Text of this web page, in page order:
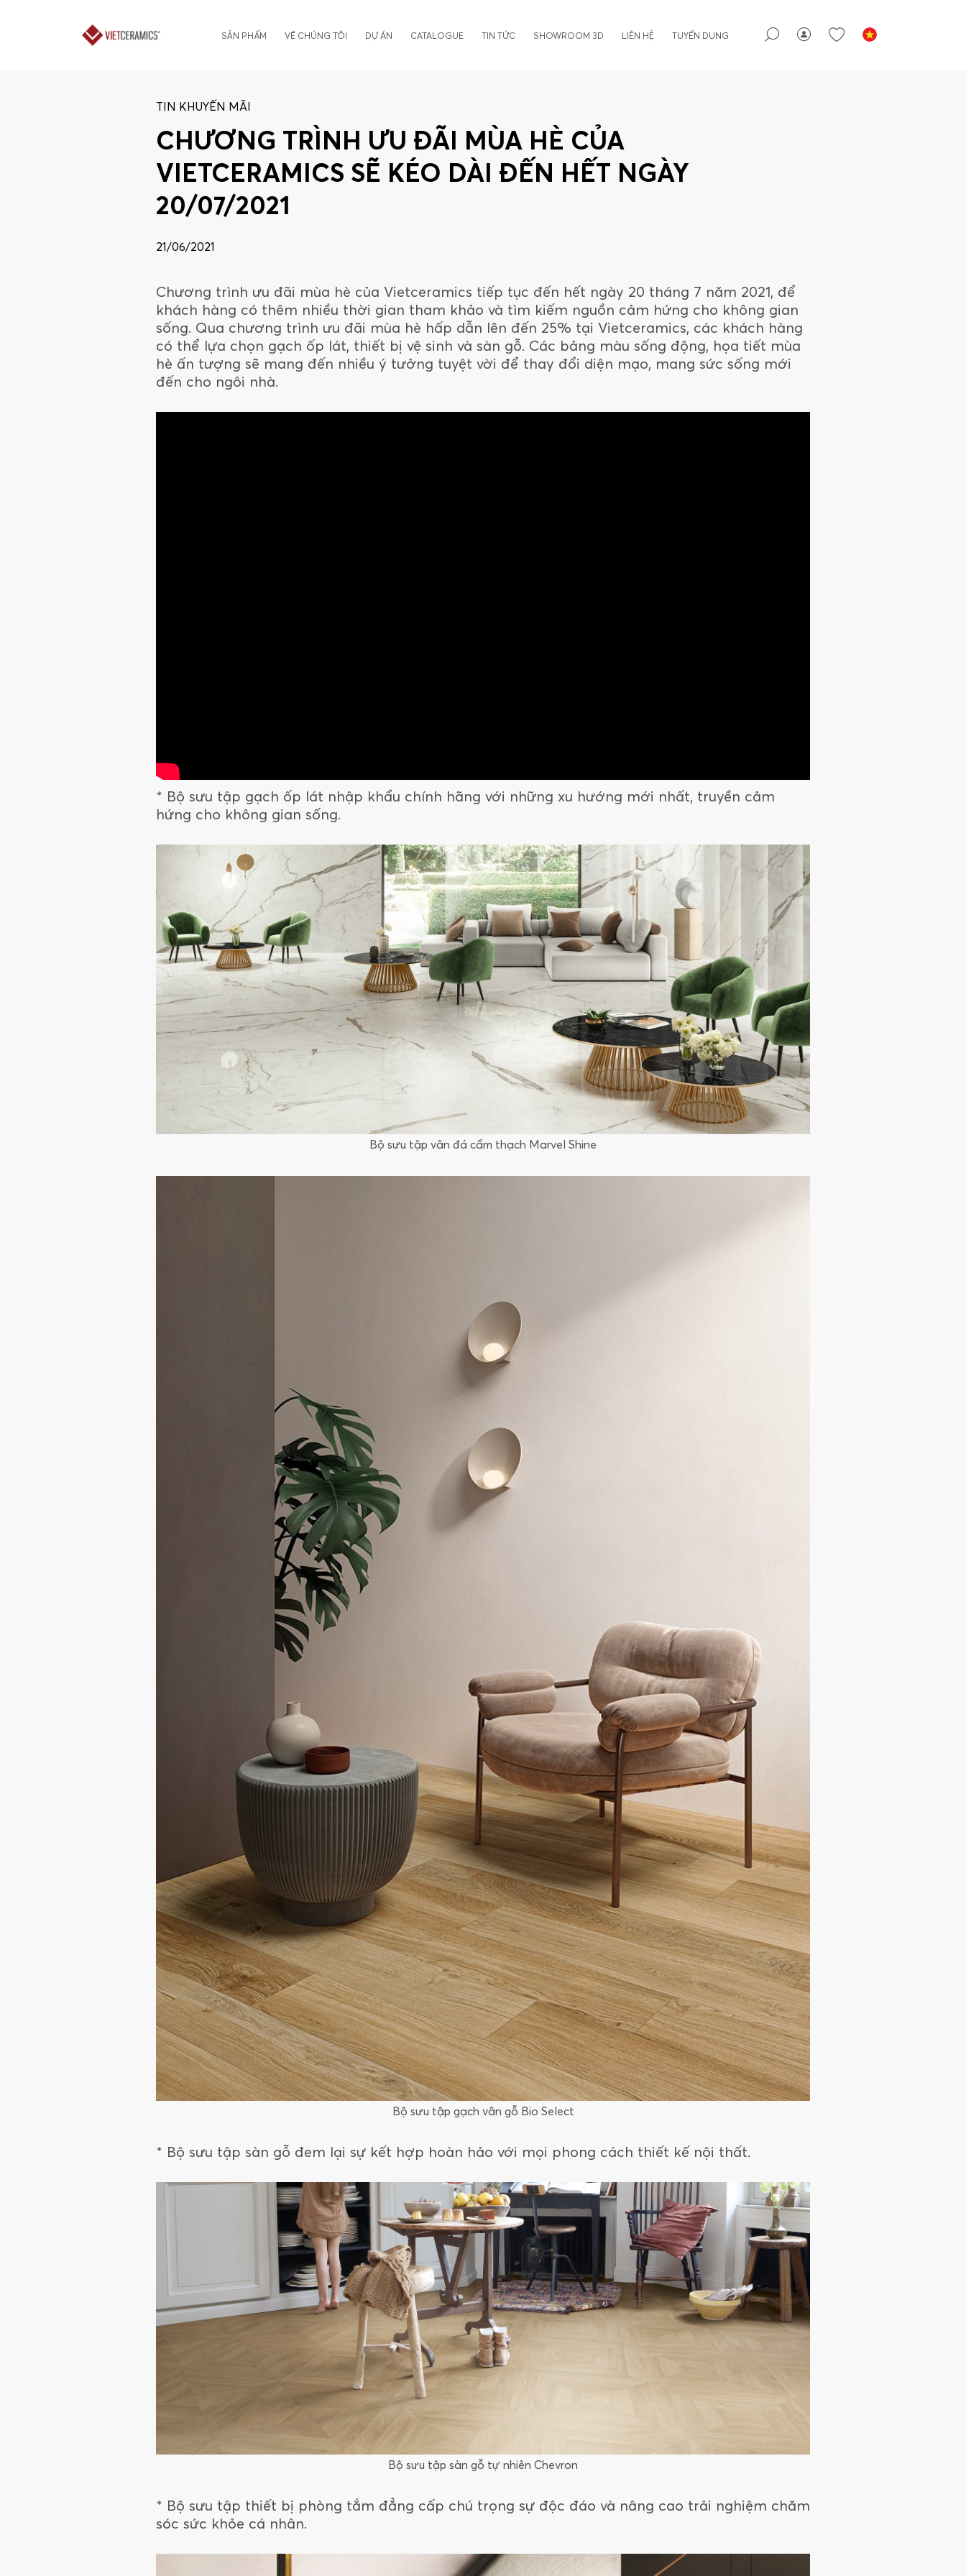
SẢN PHẨM VỀ CHÚNG TÔI DỰ ÁN CATALOGUE TIN TỨC SHOWROOM 3D LIÊN HỆ TUYỂN DỤNG
TIN KHUYẾN MÃI
CHƯƠNG TRÌNH ƯU ĐÃI MÙA HÈ CỦA
VIETCERAMICS SẼ KÉO DÀI ĐẾN HẾT NGÀY
20/07/2021
21/06/2021
Chương trình ưu đãi mùa hè của Vietceramics tiếp tục đến hết ngày 20 tháng 7 năm 2021, để
khách hàng có thêm nhiều thời gian tham khảo và tìm kiếm nguồn cảm hứng cho không gian
sống. Qua chương trình ưu đãi mùa hè hấp dẫn lên đến 25% tại Vietceramics, các khách hàng
có thể lựa chọn gạch ốp lát, thiết bị vệ sinh và sàn gỗ. Các bảng màu sống động, họa tiết mùa
hè ấn tượng sẽ mang đến nhiều ý tưởng tuyệt vời để thay đổi diện mạo, mang sức sống mới
đến cho ngôi nhà.
* Bộ sưu tập gạch ốp lát nhập khẩu chính hãng với những xu hướng mới nhất, truyền cảm
hứng cho không gian sống.
Bộ sưu tập vân đá cẩm thạch Marvel Shine
Bộ sưu tập gạch vân gỗ Bio Select
* Bộ sưu tập sàn gỗ đem lại sự kết hợp hoàn hảo với mọi phong cách thiết kế nội thất.
Bộ sưu tập sàn gỗ tự nhiên Chevron
* Bộ sưu tập thiết bị phòng tắm đẳng cấp chú trọng sự độc đáo và nâng cao trải nghiệm chăm
sóc sức khỏe cá nhân.